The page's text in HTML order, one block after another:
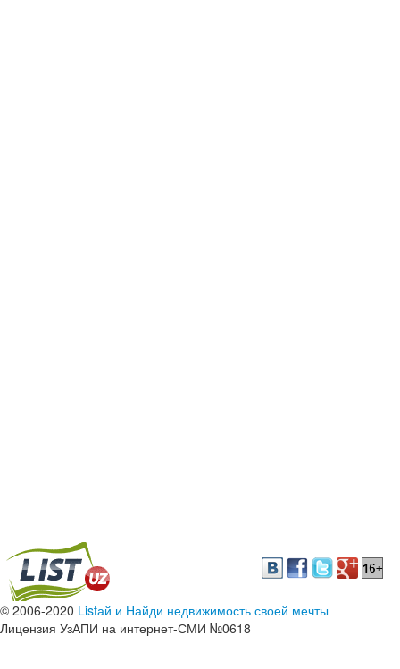
© 2006-2020 Listай и Найди недвижимость своей мечты
Лицензия УзАПИ на интернет-СМИ №0618